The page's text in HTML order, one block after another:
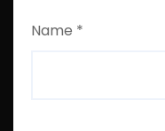
Name *